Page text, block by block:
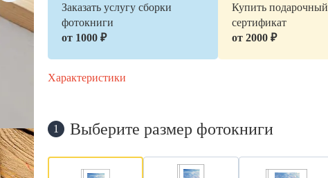
Заказать услугу сборки
фотокниги
от 1000 ₽
Купить подарочный
сертификат
от 2000 ₽
Характеристики
1 Выберите размер фотокниги